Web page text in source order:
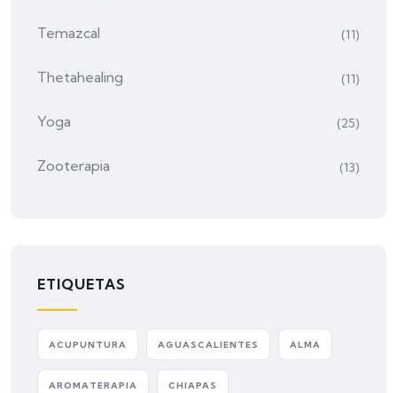
Temazcal (11)
Thetahealing (11)
Yoga (25)
Zooterapia (13)
ETIQUETAS
ACUPUNTURA AGUASCALIENTES ALMA
AROMATERAPIA CHIAPAS